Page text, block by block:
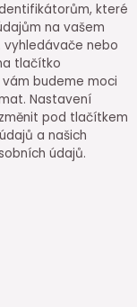
které
na vašem
nebo
tlačítko
vám budeme moci
Nastavení
pod tlačítkem
a našich
údajů.